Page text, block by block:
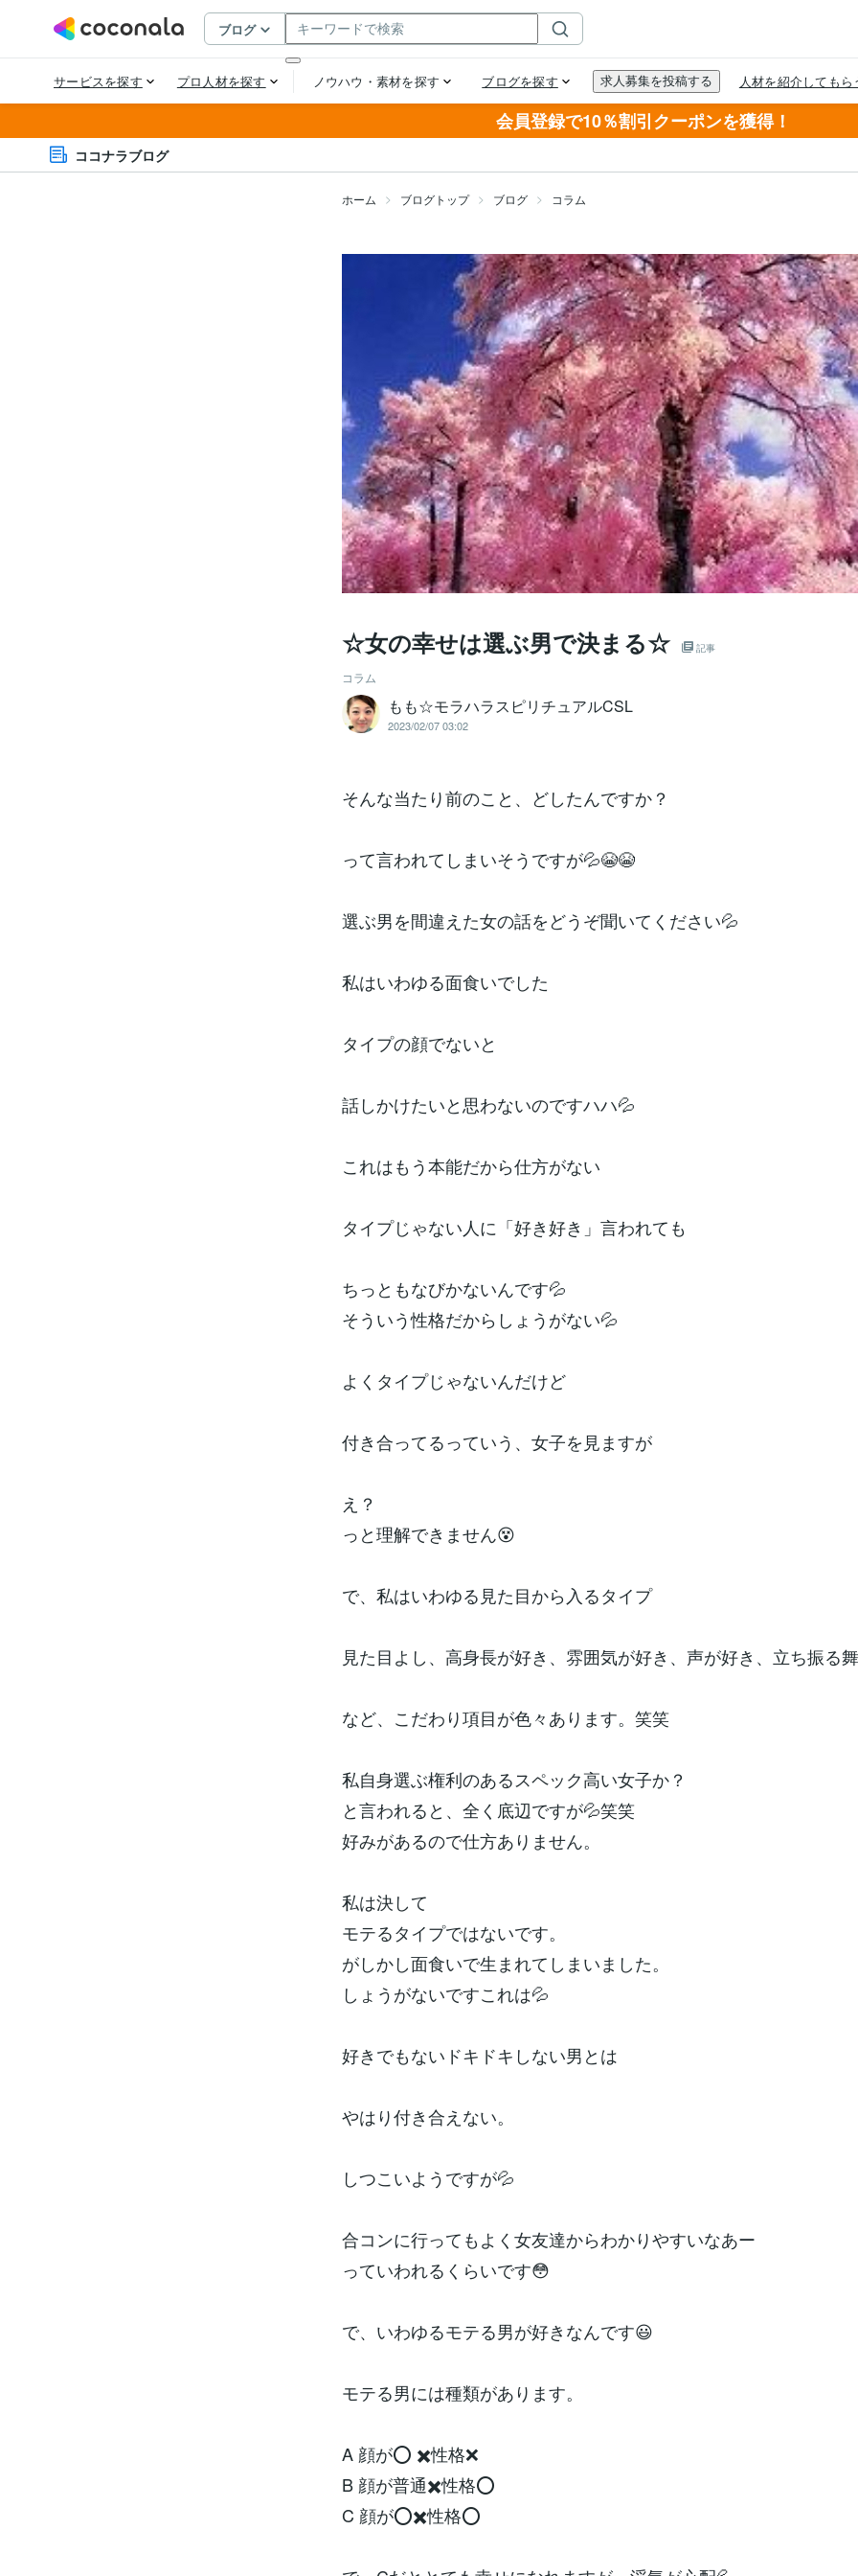
会員登録で10％割引クーポンを獲得！
ココナラブログ
ホーム ブログトップ ブログ コラム
☆女の幸せは選ぶ男で決まる☆ 記事
コラム
もも☆モラハラスピリチュアルCSL
2023/02/07 03:02
そんな当たり前のこと、どしたんですか？
って言われてしまいそうですが💦😭😭
選ぶ男を間違えた女の話をどうぞ聞いてください💦
私はいわゆる面食いでした
タイプの顔でないと
話しかけたいと思わないのですハハ💦
これはもう本能だから仕方がない
タイプじゃない人に「好き好き」言われても
ちっともなびかないんです💦
そういう性格だからしょうがない💦
よくタイプじゃないんだけど
付き合ってるっていう、女子を見ますが
え？
っと理解できません😵
で、私はいわゆる見た目から入るタイプ
見た目よし、高身長が好き、雰囲気が好き、声が好き、立ち振る
など、こだわり項目が色々あります。笑笑
私自身選ぶ権利のあるスペック高い女子か？
と言われると、全く底辺ですが💦笑笑
好みがあるので仕方ありません。
私は決して
モテるタイプではないです。
がしかし面食いで生まれてしまいました。
しょうがないですこれは💦
好きでもないドキドキしない男とは
やはり付き合えない。
しつこいようですが💦
合コンに行ってもよく女友達からわかりやすいなあー
っていわれるくらいです😳
で、いわゆるモテる男が好きなんです😃
モテる男には種類があります。
A 顔が⭕️ ✖️性格❌
B 顔が普通✖️性格⭕️
C 顔が⭕️✖️性格⭕️